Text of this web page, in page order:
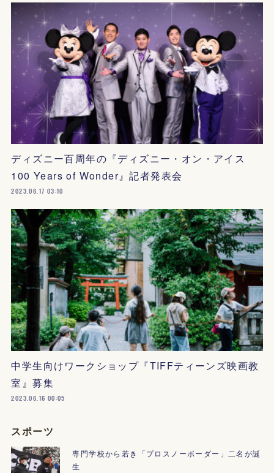
ディズニー百周年の『ディズニー・オン・アイス
100 Years of Wonder』記者発表会
2023.06.17 03:10
中学生向けワークショップ『TIFFティーンズ映画教
室』募集
2023.06.16 00:05
スポーツ
専門学校から若き「プロスノーボーダー」二名が誕
生